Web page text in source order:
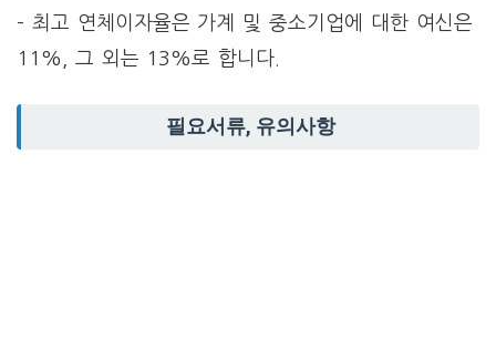
– 최고 연체이자율은 가계 및 중소기업에 대한 여신은
11%, 그 외는 13%로 합니다.
필요서류, 유의사항